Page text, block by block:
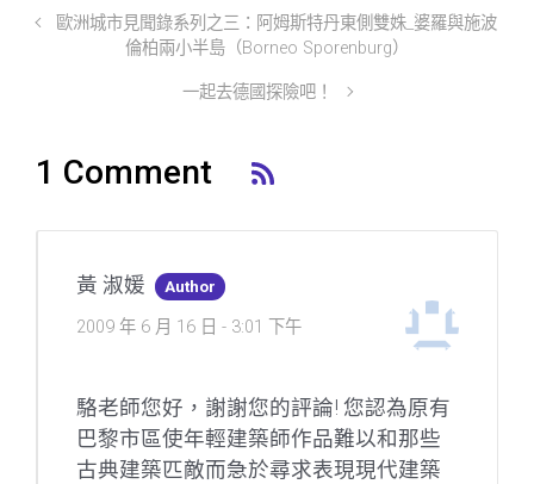
歐洲城市見聞錄系列之三：阿姆斯特丹東側雙姝_婆羅與施波
倫柏兩小半島（Borneo Sporenburg）
一起去德國探險吧！
1 Comment
黃 淑媛 Author
2009 年 6 月 16 日 - 3:01 下午
駱老師您好，謝謝您的評論! 您認為原有
巴黎市區使年輕建築師作品難以和那些
古典建築匹敵而急於尋求表現現代建築